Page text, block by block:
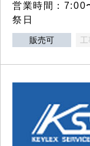
営業時間：7:00
祭日
販売可